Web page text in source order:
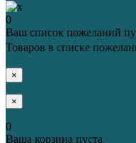
0
Ваш список пожеланий
Товаров в списке
×
×
0
Ваша корзина пуста